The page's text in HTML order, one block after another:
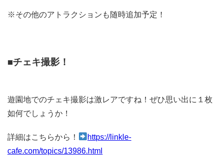
※その他のアトラクションも随時追加予定！
■チェキ撮影！
遊園地でのチェキ撮影は激レアですね！ぜひ思い出に１枚
如何でしょうか！
詳細はこちらから！
https://linkle-
cafe.com/topics/13986.html